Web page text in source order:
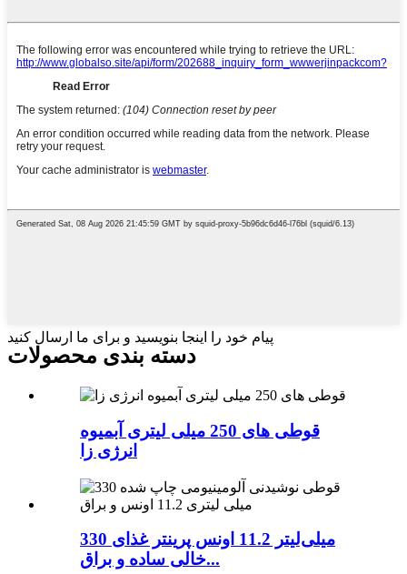
پیام خود را اینجا بنویسید و برای ما ارسال کنید
دسته بندی محصولات
قوطی های 250 میلی لیتری آبمیوه
انرژی زا
330 میلی‌لیتر 11.2 اونس پرینتر غذای
خالی ساده و براق...